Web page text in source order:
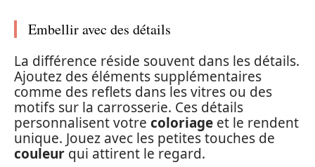
Embellir avec des détails
La différence réside souvent dans les détails.
Ajoutez des éléments supplémentaires
comme des reflets dans les vitres ou des
motifs sur la carrosserie. Ces détails
personnalisent votre coloriage et le rendent
unique. Jouez avec les petites touches de
couleur qui attirent le regard.